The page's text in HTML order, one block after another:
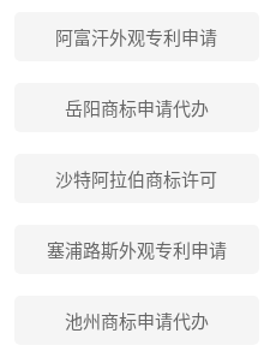
阿富汗外观专利申请
岳阳商标申请代办
沙特阿拉伯商标许可
塞浦路斯外观专利申请
池州商标申请代办